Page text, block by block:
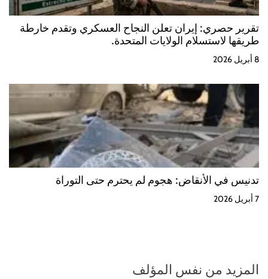
تقرير حصري: إيران تعلن النجاح العسكري وتقدم خارطة
طريقها لاستسلام الولايات المتحدة.
8 أبريل 2026
تدنيس في الأنقاض: هجوم لم يحترم حتى التوراة
7 أبريل 2026
المزيد من نفس المؤلف